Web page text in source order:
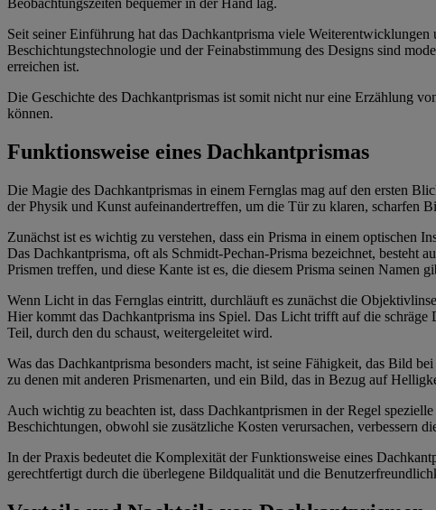
Beobachtungszeiten bequemer in der Hand lag.
Seit seiner Einführung hat das Dachkantprisma viele
Beschichtungstechnologie und der Feinabstimmung des Designs sind
erreichen ist.
Die Geschichte des Dachkantprismas ist somit nicht nur eine Erzählung
können.
Funktionsweise eines Dachkantprismas
Die Magie des Dachkantprismas in einem Fernglas mag auf den ersten
der Physik und Kunst aufeinandertreffen, um die Tür zu klaren, scharfen
Zunächst ist es wichtig zu verstehen, dass ein Prisma in einem optischen
Das Dachkantprisma, oft als Schmidt-Pechan-Prisma bezeichnet, besteht
Prismen treffen, und diese Kante ist es, die diesem Prisma seinen Namen
Wenn Licht in das Fernglas eintritt, durchläuft es zunächst die
Hier kommt das Dachkantprisma ins Spiel. Das Licht trifft auf die
Teil, durch den du schaust, weitergeleitet wird.
Was das Dachkantprisma besonders macht, ist seine Fähigkeit, das Bild
zu denen mit anderen Prismenarten, und ein Bild, das in Bezug auf
Auch wichtig zu beachten ist, dass Dachkantprismen in der Regel
Beschichtungen, obwohl sie zusätzliche Kosten verursachen, verbessern
In der Praxis bedeutet die Komplexität der Funktionsweise eines
gerechtfertigt durch die überlegene Bildqualität und die